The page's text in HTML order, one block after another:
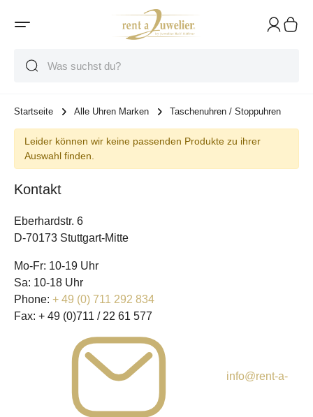
Startseite Alle Uhren Marken Taschenuhren / Stoppuhren
Leider können wir keine passenden Produkte zu ihrer
Auswahl finden.
Kontakt
Eberhardstr. 6
D-70173 Stuttgart-Mitte
Mo-Fr: 10-19 Uhr
Sa: 10-18 Uhr
Phone: + 49 (0) 711 292 834
Fax: + 49 (0)711 / 22 61 577
info@rent-a-